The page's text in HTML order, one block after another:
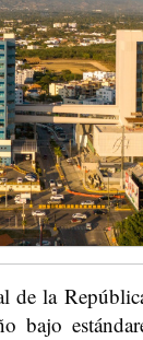
la
bajo